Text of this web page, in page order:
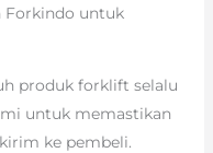
Forkindo untuk
produk forklift selalu
untuk memastikan
ke pembeli.